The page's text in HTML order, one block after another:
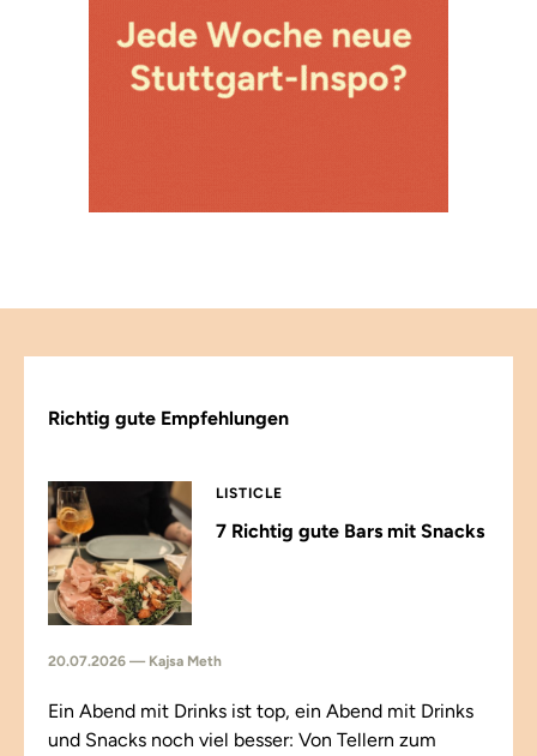
Richtig gute Empfehlungen
LISTICLE
7 Richtig gute Bars mit Snacks
20.07.2026 — Kajsa Meth
Ein Abend mit Drinks ist top, ein Abend mit Drinks
und Snacks noch viel besser: Von Tellern zum